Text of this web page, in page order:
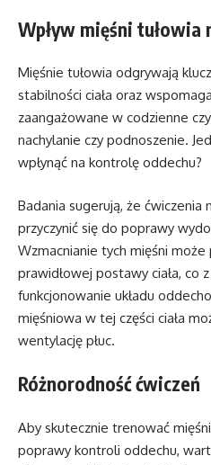
Wpływ mięśni tułowia
Mięśnie tułowia odgrywają
stabilności ciała oraz
zaangażowane w codzienne
nachylanie czy podnoszenie.
wpłynąć na kontrolę oddechu?
Badania sugerują, że ćwiczenia
przyczynić się do poprawy
Wzmacnianie tych mięśni
prawidłowej postawy ciała, co
funkcjonowanie układu
mięśniowa w tej części ciała
wentylację płuc.
Różnorodność ćwiczeń
Aby skutecznie trenować
poprawy kontroli oddechu,